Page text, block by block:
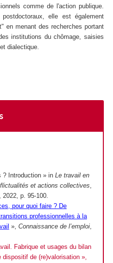
comme de l'action publique.
elle est également
en menant des recherches portant
institutions du chômage, saisies
dialectique.
? Introduction » in Le travail en
et actions collectives,
p. 95-100.
pour quoi faire ? De
professionnelles à la
», Connaissance de l’emploi,
Fabrique et usages du bilan
de (re)valorisation »,